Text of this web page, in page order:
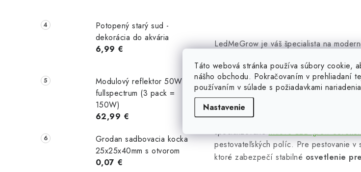
Táto webová stránka používa súbory cookie,
nášho obchodu. Pokračovaním v prehliadaní
používaním v súlade s požiadavkami
Nastavenie
Potopený starý sud -
dekorácia do akvária
6,99 €
Modulový reflektor 50W
fullspectrum (3 pack =
150W)
62,99 €
Grodan sadbovacia kocka
25x25x40mm s otvorom
0,07 €
v
l
á
d
a
c
i
e
LedMeGrow je váš špecialista na
riešenia typugrow lightaž po
ponuke nechýbajú aniflexibilné LED
rastlinyv menších priestoroch.
Ak pestujete microgreens, bylinky,
špecializovanélíniové LED grow
pestovateľských políc. Pre pestovanie v
ktoré zabezpečí stabilné osvetlenie